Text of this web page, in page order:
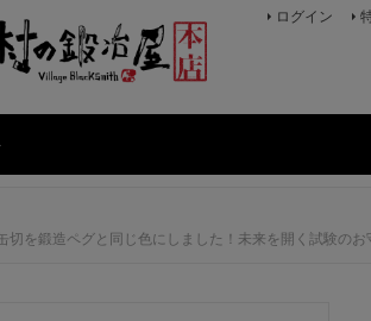
ログイン
を鍛造ペグと同じ色にしました！未来を開く試験の